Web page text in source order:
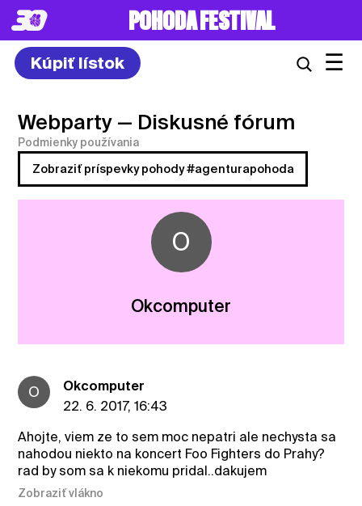
POHODA FESTIVAL
Kúpiť lístok ☰
Webparty — Diskusné fórum
Podmienky používania
Zobraziť príspevky pohody #agenturapohoda
O
Okcomputer
O
Okcomputer
22. 6. 2017, 16:43
Ahojte, viem ze to sem moc nepatri ale nechysta sa
nahodou niekto na koncert Foo Fighters do Prahy?
rad by som sa k niekomu pridal..dakujem
Zobraziť vlákno